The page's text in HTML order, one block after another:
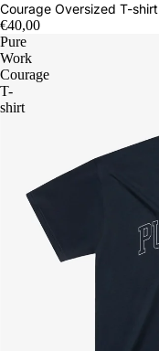
Courage Oversized T-shirt
€40,00
Pure
Work
Courage
T-
shirt